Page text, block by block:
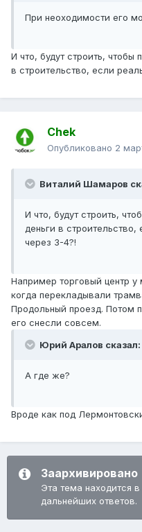
При неоходимости его
И что, будут строить, чтобы
в строительство, если
Chek
Опубликовано 2
Виталий Шамаров
И что, будут строить,
деньги в
через 3-4?!
Например торговый центр
когда перекладывали
Продольный проезд. Потом
его снесли совсем.
Юрий Аралов сказал:
А где же?
Вроде как под
Заархивировано
Эта тема находится
дальнейших ответов.